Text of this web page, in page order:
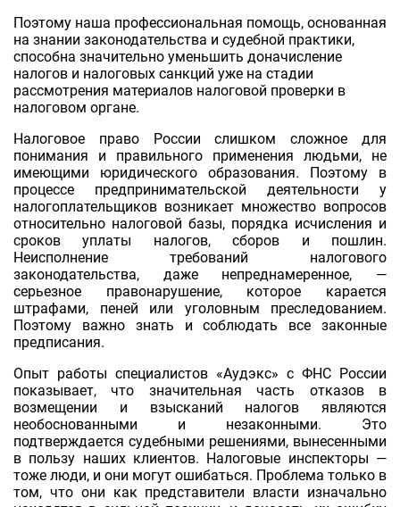
Поэтому наша профессиональная помощь, основанная
на знании законодательства и судебной практики,
способна значительно уменьшить доначисление
налогов и налоговых санкций уже на стадии
рассмотрения материалов налоговой проверки в
налоговом органе.
Налоговое право России слишком сложное для
понимания и правильного применения людьми, не
имеющими юридического образования. Поэтому в
процессе предпринимательской деятельности у
налогоплательщиков возникает множество вопросов
относительно налоговой базы, порядка исчисления и
сроков уплаты налогов, сборов и пошлин.
Неисполнение требований налогового
законодательства, даже непреднамеренное, —
серьезное правонарушение, которое карается
штрафами, пеней или уголовным преследованием.
Поэтому важно знать и соблюдать все законные
предписания.
Опыт работы специалистов «Аудэкс» с ФНС России
показывает, что значительная часть отказов в
возмещении и взысканий налогов являются
необоснованными и незаконными. Это
подтверждается судебными решениями, вынесенными
в пользу наших клиентов. Налоговые инспекторы —
тоже люди, и они могут ошибаться. Проблема только в
том, что они как представители власти изначально